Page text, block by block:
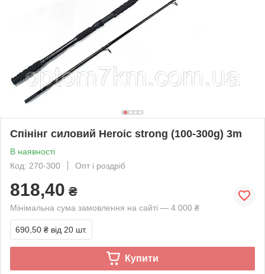
Спінінг силовий Heroic strong (100-300g) 3m
В наявності
Код: 270-300
Опт і роздріб
818,40 ₴
Мінімальна сума замовлення на сайті — 4 000 ₴
690,50 ₴ від 20 шт.
Купити